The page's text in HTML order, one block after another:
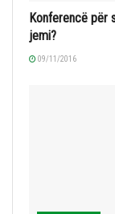
Konferencë për
jemi?
09/11/2016